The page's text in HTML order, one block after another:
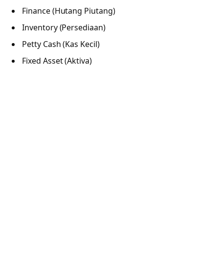
Finance (Hutang Piutang)
Inventory (Persediaan)
Petty Cash (Kas Kecil)
Fixed Asset (Aktiva)